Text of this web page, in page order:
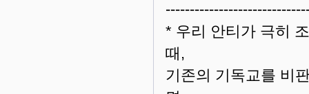
* 우리 안티가 극히
때,
기존의 기독교를 비